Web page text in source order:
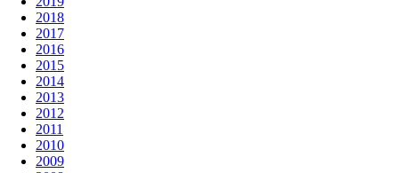
2018
2017
2016
2015
2014
2013
2012
2011
2010
2009